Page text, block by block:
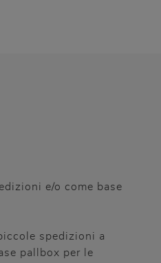
e/o come base
spedizioni a
pallbox per le